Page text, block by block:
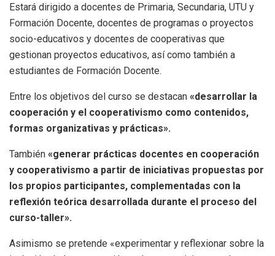
Estará dirigido a docentes de Primaria, Secundaria, UTU y
Formación Docente, docentes de programas o proyectos
socio-educativos y docentes de cooperativas que
gestionan proyectos educativos, así como también a
estudiantes de Formación Docente.
Entre los objetivos del curso se destacan «desarrollar la
cooperación y el cooperativismo como contenidos,
formas organizativas y prácticas».
También «generar prácticas docentes en cooperación
y cooperativismo a partir de iniciativas propuestas por
los propios participantes, complementadas con la
reflexión teórica desarrollada durante el proceso del
curso-taller».
Asimismo se pretende «experimentar y reflexionar sobre la